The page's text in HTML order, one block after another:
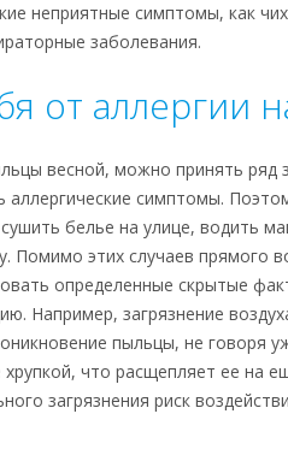
неприятные симптомы, как
заболевания.
от аллергии
весной, можно принять ряд
симптомы.
белье на улице, водить
Помимо этих случаев прямого
определенные скрытые
Например, загрязнение
пыльцы, не говоря
что расщепляет ее на
загрязнения риск